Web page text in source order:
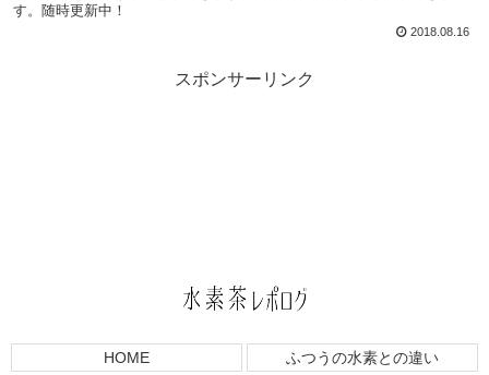
す。随時更新中！
2018.08.16
スポンサーリンク
HOME ふつうの水素との違い